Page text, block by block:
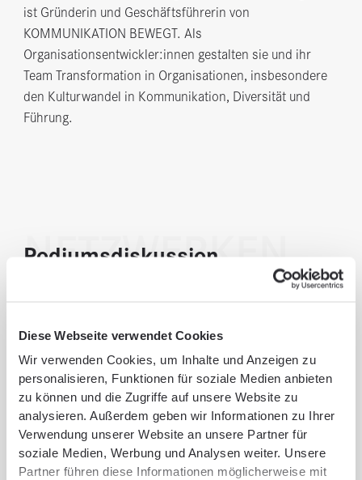
Diese Webseite verwendet Cookies
Wir verwenden Cookies, um Inhalte und Anzeigen zu
personalisieren, Funktionen für soziale Medien anbieten
zu können und die Zugriffe auf unsere Website zu
analysieren. Außerdem geben wir Informationen zu Ihrer
Verwendung unserer Website an unsere Partner für
soziale Medien, Werbung und Analysen weiter. Unsere
Partner führen diese Informationen möglicherweise mit
ist Gründerin und Geschäftsführerin von
KOMMUNIKATION BEWEGT. Als
Organisationsentwickler:innen gestalten sie und ihr
Team Transformation in Organisationen, insbesondere
den Kulturwandel in Kommunikation, Diversität und
Führung.
NETZWERKEN
Podiumsdiskussion